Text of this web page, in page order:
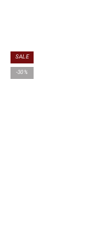
SALE
-30%